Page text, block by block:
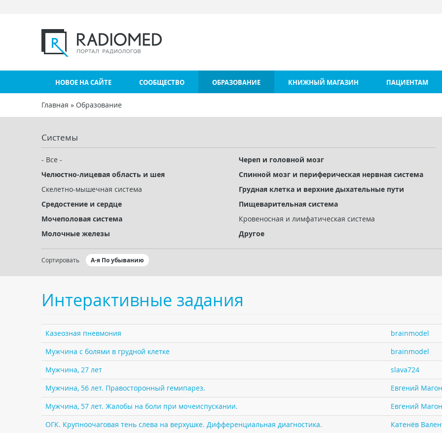
НОВОЕ НА САЙТЕ СООБЩЕСТВО ОБРАЗОВАНИЕ КНИЖНЫЙ МАГАЗИН ПАЦИЕНТАМ
Вы здесь
Главная » Образование
Системы
- Все -
Череп и головной мозг
Челюстно-лицевая область и шея
Спинной мозг и периферическая нервная система
Скелетно-мышечная система
Грудная клетка и верхние дыхательные пути
Средостение и сердце
Пищеварительная система
Мочеполовая система
Кровеносная и лимфатическая система
Молочные железы
Другое
Сортировать А-я По убыванию
Интерактивные задания
Казеозная пневмония
brainmodel
Мужчина с болями в грудной клетке
brainmodel
Мужчина, 27 лет
slava724
Мужчина, 56 лет. Правосторонный гемипарез.
Евгений
Мужчина, 57 лет. Жалобы на боли при мочеиспускании.
Евгений
ОГК. Крупноочаговая тень слева на верхушке. Дифференциальная диагностика.
Катенёв